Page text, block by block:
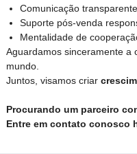
Comunicação transparente
Suporte pós-venda
Mentalidade de
Aguardamos sinceramente a
mundo.
Juntos, visamos criar
Procurando um parceiro
Entre em contato conosco